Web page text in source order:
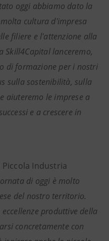
oggi abbiamo dato la
cultura d'impresa
filiere e l'attenzione alla
lanceremo,
di formazione per i nostri
sulla sostenibilità, sulla
aiuteremo le imprese a
e a crescere in
Industria
di oggi è molto
del nostro territorio.
produttive della
concretamente con